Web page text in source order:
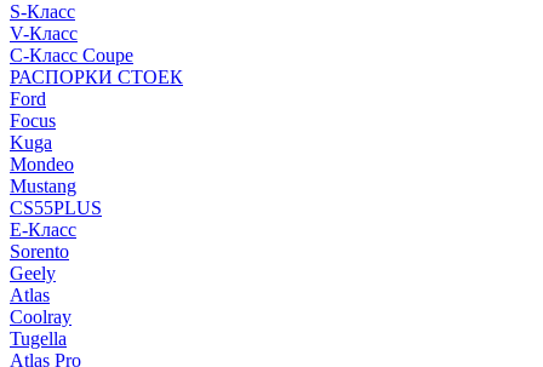
S-Класс
V-Класс
C-Класс Coupe
РАСПОРКИ СТОЕК
Ford
Focus
Kuga
Mondeo
Mustang
CS55PLUS
E-Класс
Sorento
Geely
Atlas
Coolray
Tugella
Atlas Pro